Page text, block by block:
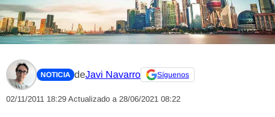
NOTICIA deJavi Navarro Síguenos
02/11/2011 18:29 Actualizado a 28/06/2021 08:22